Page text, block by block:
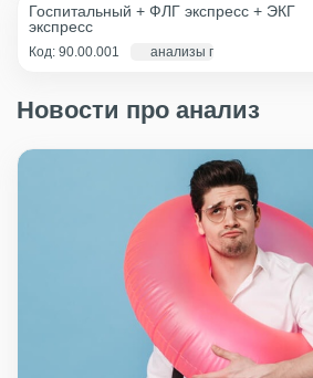
Госпитальный + ФЛГ экспресс + ЭКГ
экспресс
Код: 90.00.001 анализы по крови - 1 д.,
Новости про анализ